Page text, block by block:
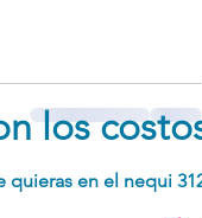
los
quieras en el nequi